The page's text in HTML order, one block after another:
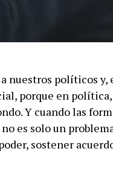
nuestros políticos y,
porque en
Y cuando las
es solo un
sostener